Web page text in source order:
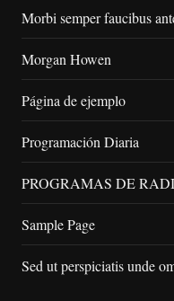
Morbi semper faucibus
Morgan Howen
Página de ejemplo
Programación Diaria
PROGRAMAS DE
Sample Page
Sed ut perspiciatis unde